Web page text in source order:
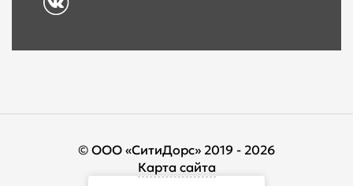
© ООО «СитиДорс» 2019 - 2026
Карта сайта